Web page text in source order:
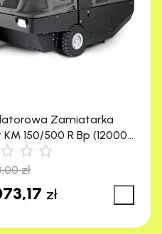
Zamiatarka
KM 150/500 R Bp (12000
zł
zł